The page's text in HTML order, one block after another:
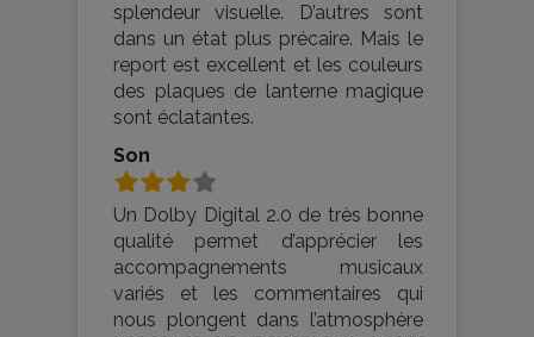
splendeur visuelle. D’autres sont
dans un état plus précaire. Mais le
report est excellent et les couleurs
des plaques de lanterne magique
sont éclatantes.
Son
Un Dolby Digital 2.0 de très bonne
qualité permet d’apprécier les
accompagnements musicaux
variés et les commentaires qui
nous plongent dans l’atmosphère